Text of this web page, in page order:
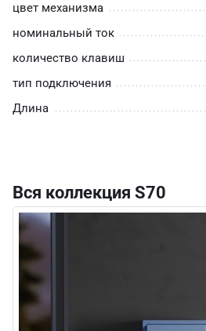
цвет механизма
номинальный ток
количество клавиш
тип подключения
Длина
Вся коллекция S70